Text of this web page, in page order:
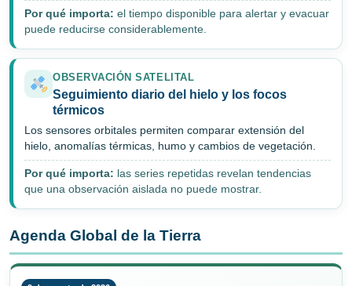
Por qué importa: el tiempo disponible para alertar y evacuar
puede reducirse considerablemente.
OBSERVACIÓN SATELITAL
Seguimiento diario del hielo y los focos
térmicos
Los sensores orbitales permiten comparar extensión del
hielo, anomalías térmicas, humo y cambios de vegetación.
Por qué importa: las series repetidas revelan tendencias
que una observación aislada no puede mostrar.
Agenda Global de la Tierra